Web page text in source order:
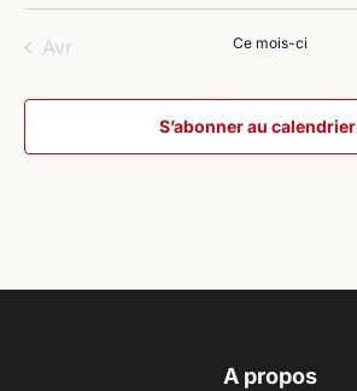
Avr Ce mois-ci
S’abonner au calendrier
A propos